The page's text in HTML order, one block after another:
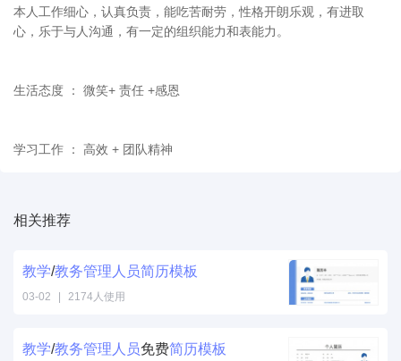
本人工作细心，认真负责，能吃苦耐劳，性格开朗乐观，有进取
心，乐于与人沟通，有一定的组织能力和表能力。
生活态度 ： 微笑+ 责任 +感恩
学习工作 ： 高效 + 团队精神
相关推荐
教学/教务管理 人员简历模板
03-02 2174人使用
教学/教务管理 人员免费简历模板